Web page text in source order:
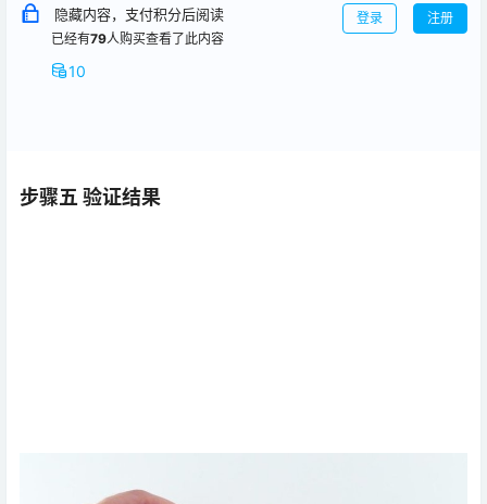
隐藏内容，支付积分后阅读
已经有79人购买查看了此内容
10
登录 注册
步骤五 验证结果